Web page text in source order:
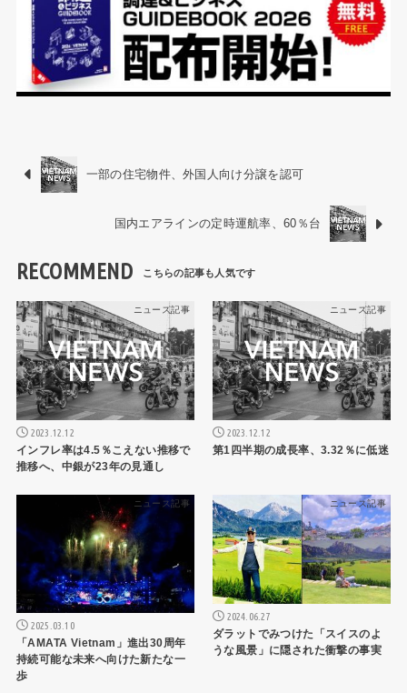
一部の住宅物件、外国人向け分譲を認可
国内エアラインの定時運航率、60％台
RECOMMEND
ニュース記事
2023.12.12
インフレ率は4.5％こえない推移で
推移へ、中銀が23年の見通し
ニュース記事
2023.12.12
第1四半期の成長率、3.32％に低迷
ニュース記事
2025.03.10
「AMATA Vietnam」進出30周年
持続可能な未来へ向けた新たな一
歩
ニュース記事
2024.06.27
ダラットでみつけた「スイスのよ
うな風景」に隠された衝撃の事実